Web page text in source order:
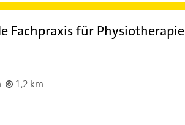
Fachpraxis für Physiotherapie
1,2 km